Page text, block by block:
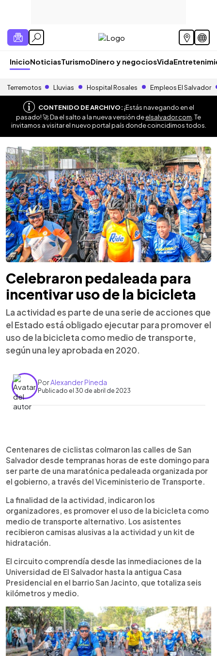
InicioNoticiasTurismoDinero y negociosVida
Terremotos Lluvias Hospital Rosales Empleos El Salvador
CONTENIDO DE ARCHIVO:¡Estás navegando en el
pasado! 🚀 Da el salto a la nueva versión deelsalvador.com . Te
invitamos a visitar el nuevo portal país donde coincidimos todos.
Celebraron pedaleada para
incentivar uso de la bicicleta
La actividad es parte de una serie de acciones que
el Estado está obligado ejecutar para promover el
uso de la bicicleta como medio de transporte,
según una ley aprobada en 2020.
PorAlexander Pineda
Publicado el 30 de abril de 2023
Escuchar artículo
Centenares de ciclistas colmaron las calles de San
Salvador desde tempranas horas de este domingo para
ser parte de una maratónica pedaleada organizada por
el gobierno, a través del Viceministerio de Transporte.
La finalidad de la actividad, indicaron los
organizadores, es promover el uso de la bicicleta como
medio de transporte alternativo. Los asistentes
recibieron camisas alusivas a la actividad y un kit de
hidratación.
El circuito comprendía desde las inmediaciones de la
Universidad de El Salvador hasta la antigua Casa
Presidencial en el barrio San Jacinto, que totaliza seis
kilómetros y medio.